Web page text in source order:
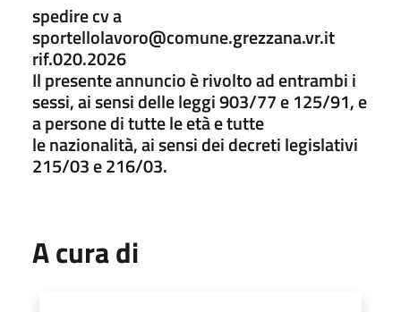
spedire cv a
sportellolavoro@comune.grezzana.vr.it
rif.020.2026
Il presente annuncio è rivolto ad entrambi i
sessi, ai sensi delle leggi 903/77 e 125/91, e
a persone di tutte le età e tutte
le nazionalità, ai sensi dei decreti legislativi
215/03 e 216/03.
A cura di